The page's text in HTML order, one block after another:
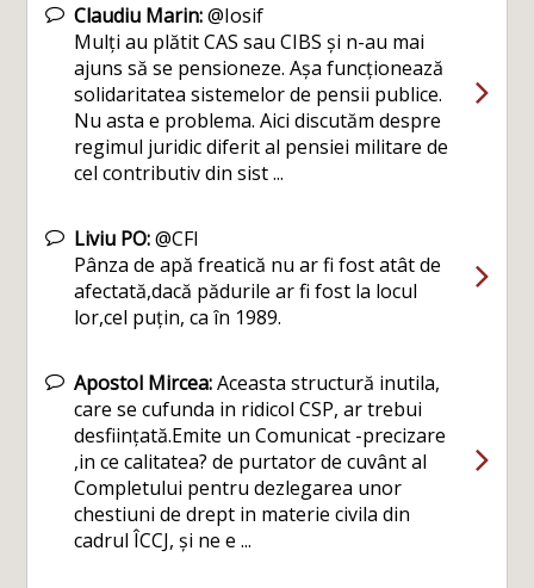
Claudiu Marin:@Iosif
Mulți au plătit CAS sau CIBS și n-au mai
ajuns să se pensioneze. Așa funcționează
solidaritatea sistemelor de pensii publice.
Nu asta e problema. Aici discutăm despre
regimul juridic diferit al pensiei militare de
cel contributiv din sist ...
Liviu PO:@CFI
Pânza de apă freatică nu ar fi fost atât de
afectată,dacă pădurile ar fi fost la locul
lor,cel puțin, ca în 1989.
Apostol Mircea:Aceasta structură inutila,
care se cufunda in ridicol CSP, ar trebui
desființată.Emite un Comunicat -precizare
,in ce calitatea? de purtator de cuvânt al
Completului pentru dezlegarea unor
chestiuni de drept in materie civila din
cadrul ÎCCJ, și ne e ...